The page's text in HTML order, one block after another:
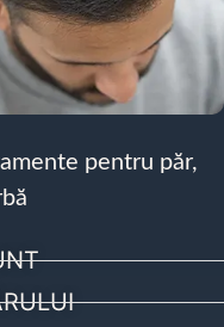
pentru păr,